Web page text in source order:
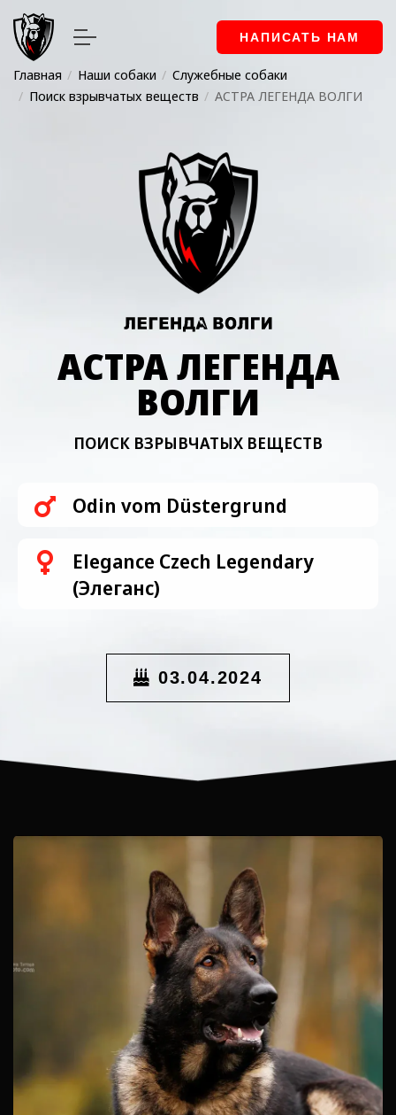
НАПИСАТЬ НАМ
Главная Наши собаки
Служебные собаки
Поиск взрывчатых веществ
АСТРА ЛЕГЕНДА ВОЛГИ
АСТРА ЛЕГЕНДА
ВОЛГИ
ПОИСК ВЗРЫВЧАТЫХ ВЕЩЕСТВ
Odin vom Düstergrund
Elegance Сzech Legendary
(Элеганс)
03.04.2024